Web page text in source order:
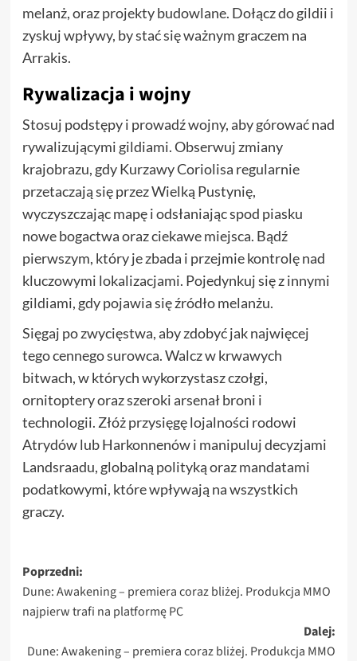
melanż, oraz projekty budowlane. Dołącz do gildii i
zyskuj wpływy, by stać się ważnym graczem na
Arrakis.
Rywalizacja i wojny
Stosuj podstępy i prowadź wojny, aby górować nad
rywalizującymi gildiami. Obserwuj zmiany
krajobrazu, gdy Kurzawy Coriolisa regularnie
przetaczają się przez Wielką Pustynię,
wyczyszczając mapę i odsłaniając spod piasku
nowe bogactwa oraz ciekawe miejsca. Bądź
pierwszym, który je zbada i przejmie kontrolę nad
kluczowymi lokalizacjami. Pojedynkuj się z innymi
gildiami, gdy pojawia się źródło melanżu.
Sięgaj po zwycięstwa, aby zdobyć jak najwięcej
tego cennego surowca. Walcz w krwawych
bitwach, w których wykorzystasz czołgi,
ornitoptery oraz szeroki arsenał broni i
technologii. Złóż przysięgę lojalności rodowi
Atrydów lub Harkonnenów i manipuluj decyzjami
Landsraadu, globalną polityką oraz mandatami
podatkowymi, które wpływają na wszystkich
graczy.
Zobacz
wpisy
Poprzedni:
Dune: Awakening – premiera coraz bliżej. Produkcja MMO
najpierw trafi na platformę PC
Dalej:
Dune: Awakening – premiera coraz bliżej. Produkcja MMO